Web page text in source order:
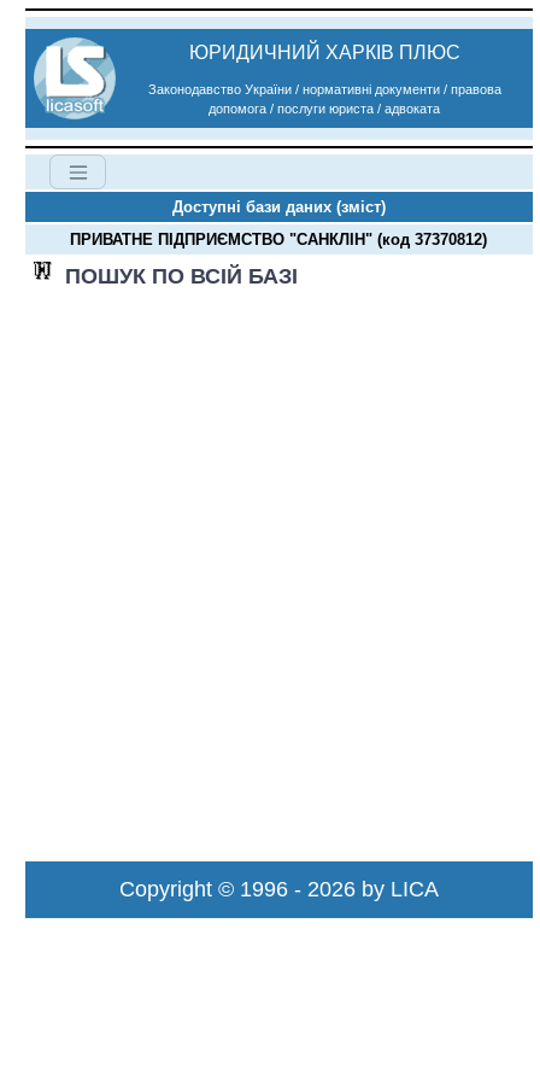
ЮРИДИЧНИЙ ХАРКІВ ПЛЮС
Законодавство України / нормативні документи / правова
допомога / послуги юриста / адвоката
Доступні бази даних (зміст)
ПРИВАТНЕ ПІДПРИЄМСТВО "САНКЛІН" (код 37370812)
ПОШУК ПО ВСІЙ БАЗІ
Copyright © 1996 - 2026 by LICA